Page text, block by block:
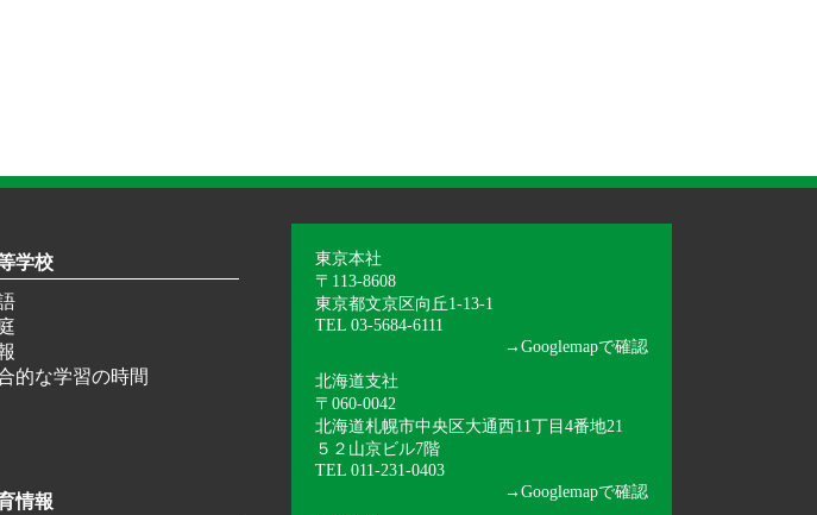
学校
的な学習の時間
情報
東京本社
〒113-8608
東京都文京区向丘1-13-1
TEL 03-5684-6111
→Googlemapで確認
北海道支社
〒060-0042
北海道札幌市中央区大通西11丁目4番地21
５２山京ビル7階
TEL 011-231-0403
→Googlemapで確認